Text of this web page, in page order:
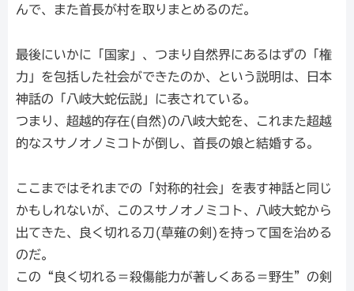
んで、また首長が村を取りまとめるのだ。
最後にいかに「国家」、つまり自然界にあるはずの「権
力」を包括した社会ができたのか、という説明は、日本
神話の「八岐大蛇伝説」に表されている。
つまり、超越的存在(自然)の八岐大蛇を、これまた超越
的なスサノオノミコトが倒し、首長の娘と結婚する。
ここまではそれまでの「対称的社会」を表す神話と同じ
かもしれないが、このスサノオノミコト、八岐大蛇から
出てきた、良く切れる刀(草薙の剣)を持って国を治める
のだ。
この“良く切れる＝殺傷能力が著しくある＝野生”の剣